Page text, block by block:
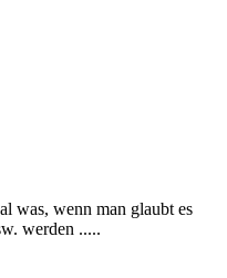
was, wenn man glaubt es
werden .....